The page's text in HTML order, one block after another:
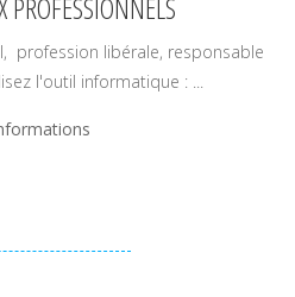
PROFESSIONNELS
profession libérale, responsable
l'outil informatique : ...